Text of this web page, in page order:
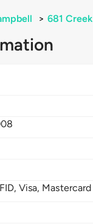
> 681
Visa, Mastercard